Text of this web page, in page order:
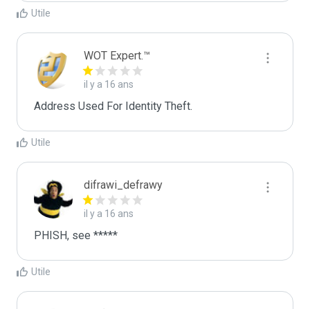
Utile
WOT Expert.™
il y a 16 ans
Address Used For Identity Theft.
Utile
difrawi_defrawy
il y a 16 ans
PHISH, see *****
Utile